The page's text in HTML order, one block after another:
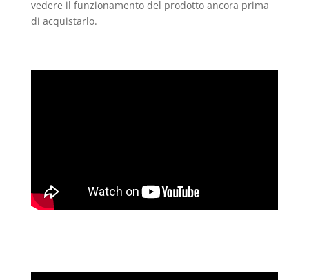
vedere il funzionamento del prodotto ancora prima
di acquistarlo.